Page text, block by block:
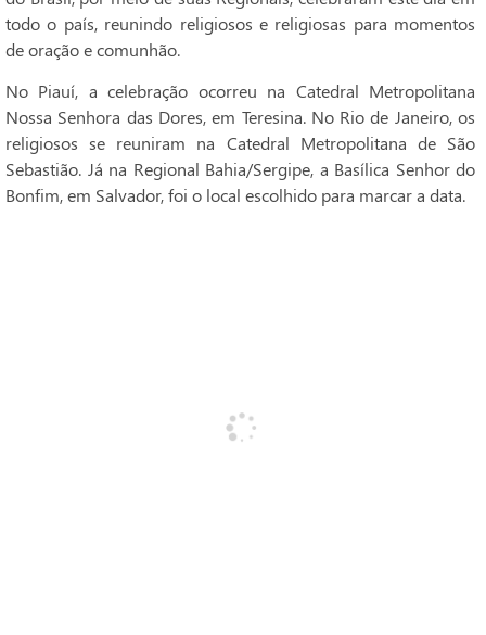
todo o país, reunindo religiosos e religiosas para momentos
de oração e comunhão.
No Piauí, a celebração ocorreu na Catedral Metropolitana
Nossa Senhora das Dores, em Teresina. No Rio de Janeiro, os
religiosos se reuniram na Catedral Metropolitana de São
Sebastião. Já na Regional Bahia/Sergipe, a Basílica Senhor do
Bonfim, em Salvador, foi o local escolhido para marcar a data.